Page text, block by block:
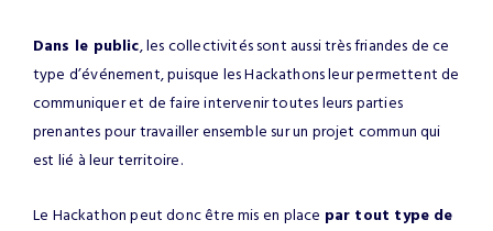
Dans le public, les collectivités sont aussi très friandes de ce
type d’événement, puisque les Hackathons leur permettent de
communiquer et de faire intervenir toutes leurs parties
prenantes pour travailler ensemble sur un projet commun qui
est lié à leur territoire.
Le Hackathon peut donc être mis en place par tout type de